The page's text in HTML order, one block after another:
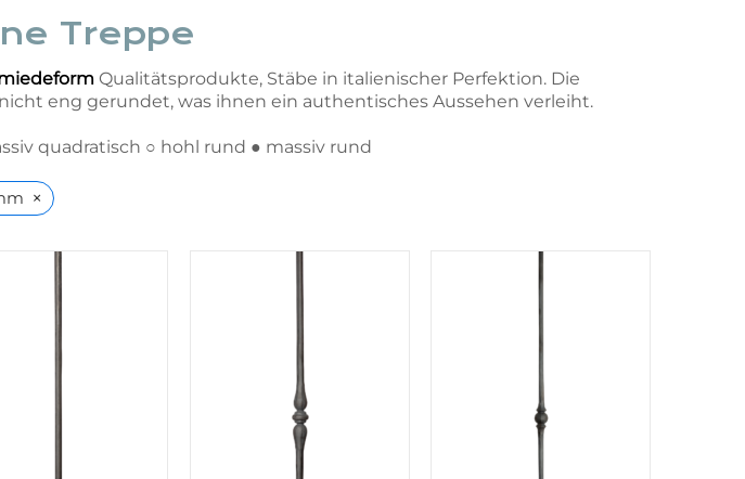
Treppe
Qualitätsprodukte, Stäbe in italienischer Perfektion. Die
eng gerundet, was ihnen ein authentisches Aussehen verleiht.
quadratisch ○ hohl rund ● massiv rund
×